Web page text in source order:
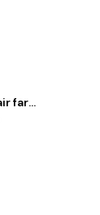
inDrive. Rides with fair fares